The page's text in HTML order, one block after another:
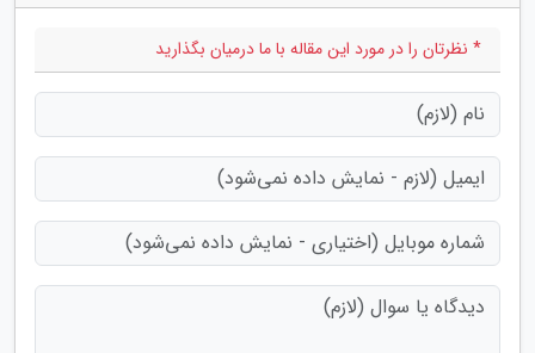
* نظرتان را در مورد این مقاله با ما درمیان بگذارید